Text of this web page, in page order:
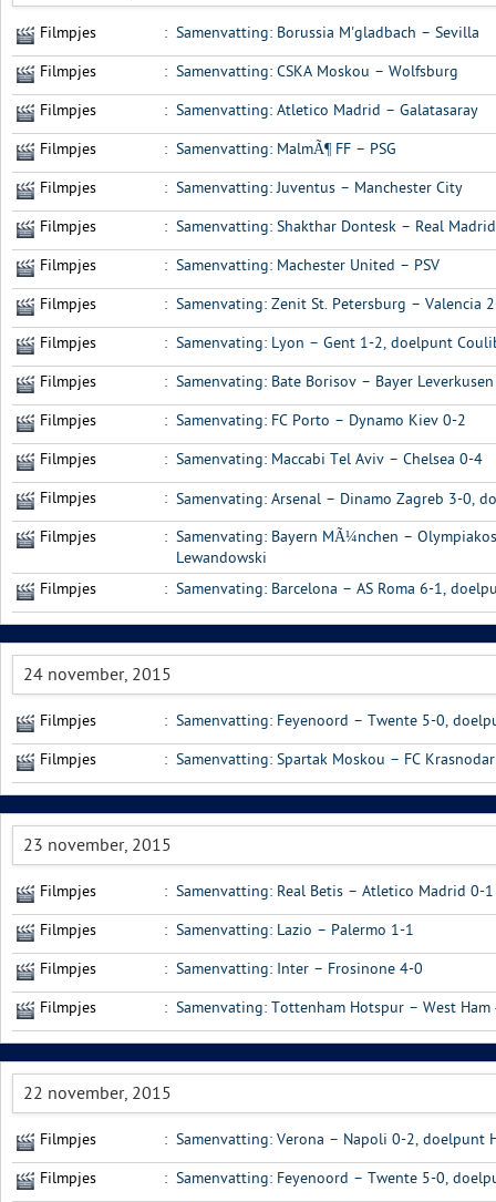
Filmpjes : Samenvatting: Borussia M'gladbach – Sevilla
Filmpjes : Samenvatting: CSKA Moskou – Wolfsburg
Filmpjes : Samenvatting: Atletico Madrid – Galatasaray
Filmpjes : Samenvatting: MalmÃ¶ FF – PSG
Filmpjes : Samenvatting: Juventus – Manchester City
Filmpjes : Samenvatting: Shakthar Dontesk – Real Madrid
Filmpjes : Samenvatting: Machester United – PSV
Filmpjes : Samenvating: Zenit St. Petersburg – Valencia
Filmpjes : Samenvating: Lyon – Gent 1-2, doelpunt
Filmpjes : Samenvating: Bate Borisov – Bayer
Filmpjes : Samenvating: FC Porto – Dynamo Kiev 0-2
Filmpjes : Samenvating: Maccabi Tel Aviv – Chelsea 0-4
Filmpjes : Samenvating: Arsenal – Dinamo Zagreb 3-0,
Filmpjes
: Samenvating: Bayern MÃ¼nchen –
Lewandowski
Filmpjes
: Samenvating: Barcelona – AS Roma 6-1,
24 november, 2015
Filmpjes : Samenvatting: Feyenoord – Twente 5-0,
Filmpjes : Samenvatting: Spartak Moskou – FC
23 november, 2015
Filmpjes : Samenvatting: Real Betis – Atletico Madrid 0-1
Filmpjes : Samenvatting: Lazio – Palermo 1-1
Filmpjes : Samenvatting: Inter – Frosinone 4-0
Filmpjes : Samenvating: Tottenham Hotspur – West
22 november, 2015
Filmpjes : Samenvatting: Verona – Napoli 0-2, doelpunt
Filmpjes : Samenvatting: Feyenoord – Twente 5-0,